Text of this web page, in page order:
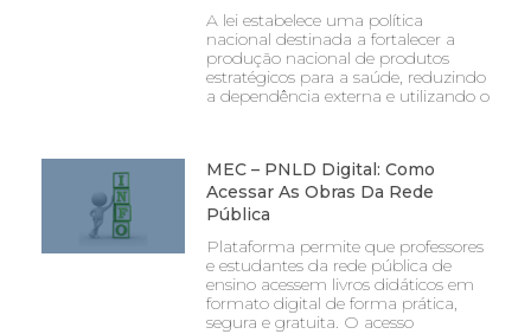
A lei estabelece uma política
nacional destinada a fortalecer a
produção nacional de produtos
estratégicos para a saúde, reduzindo
a dependência externa e utilizando o
MEC – PNLD Digital: Como
Acessar As Obras Da Rede
Pública
Plataforma permite que professores
e estudantes da rede pública de
ensino acessem livros didáticos em
formato digital de forma prática,
segura e gratuita. O acesso